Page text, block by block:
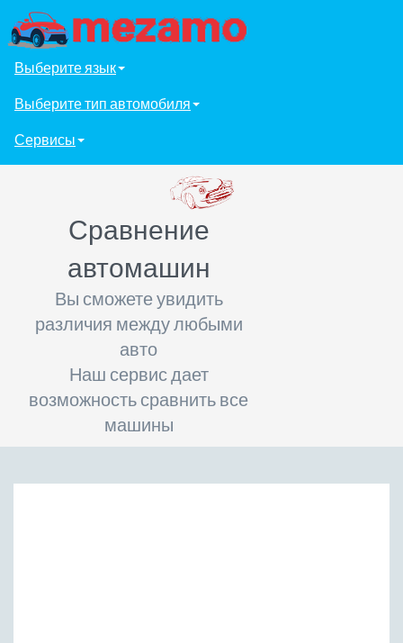
Выберите язык
Выберите тип автомобиля
Сервисы
Сравнение
автомашин
Вы сможете увидить
различия между любыми
авто
Наш сервис дает
возможность сравнить все
машины